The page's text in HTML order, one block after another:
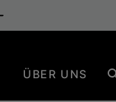
ÜBER UNS